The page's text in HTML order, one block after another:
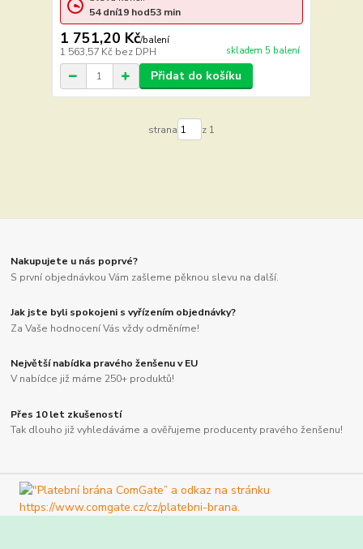
1 751,20 Kč/balení
1 563,57 Kč bez DPH skladem 5 balení
54 dní19 hod53 min
Přidat do košíku
strana z 1
Nakupujete u nás poprvé?
S první objednávkou Vám zašleme pěknou slevu na další.
Jak jste byli spokojeni s vyřízením objednávky?
Za Vaše hodnocení Vás vždy odměníme!
Největší nabídka pravého ženšenu v EU
V nabídce již máme 250+ produktů!
Přes 10 let zkušeností
Tak dlouho již vyhledáváme a ověřujeme producenty pravého ženšenu!